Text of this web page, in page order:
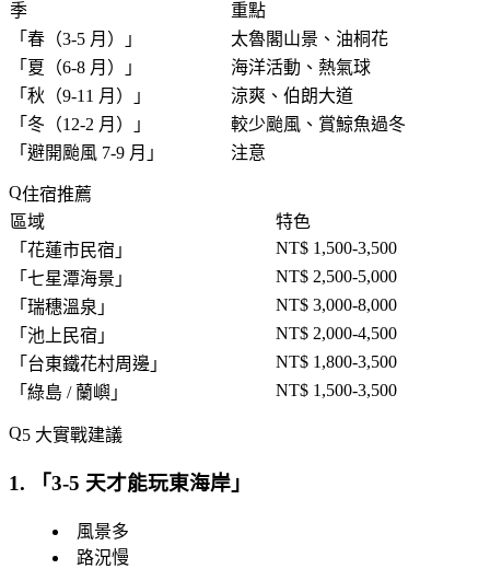
季
重點
「 春（3-5 月） 」
太魯閣山景、油桐花
「 夏（6-8 月） 」
海洋活動、熱氣球
「 秋（9-11 月） 」
涼爽、伯朗大道
「 冬（12-2 月） 」
較少颱風、賞鯨魚過冬
「 避開颱風 7-9 月 」 注意
住宿推薦
區域
特色
「 花蓮市民宿 」
NT$ 1,500-3,500
「 七星潭海景 」
NT$ 2,500-5,000
「 瑞穗溫泉 」
NT$ 3,000-8,000
「 池上民宿 」
NT$ 2,000-4,500
「 台東鐵花村周邊 」
NT$ 1,800-3,500
「 綠島 / 蘭嶼 」 NT$ 1,500-3,500
5 大實戰建議
1. 「3-5 天才能玩東海岸 」
風景多
路況慢